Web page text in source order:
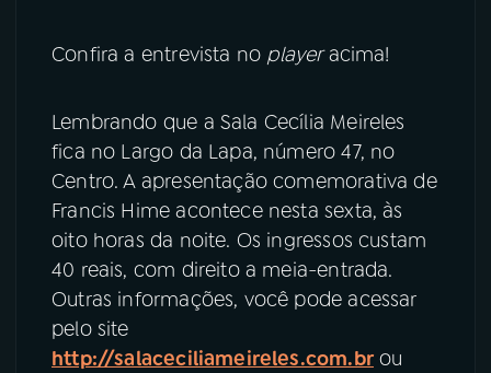
Confira a entrevista no playeracima!
Lembrando que a Sala Cecília Meireles
fica no Largo da Lapa, número 47, no
Centro. A apresentação comemorativa de
Francis Hime acontece nesta sexta, às
oito horas da noite. Os ingressos custam
40 reais, com direito a meia-entrada.
Outras informações, você pode acessar
pelo site
http://salaceciliameireles.com.brou